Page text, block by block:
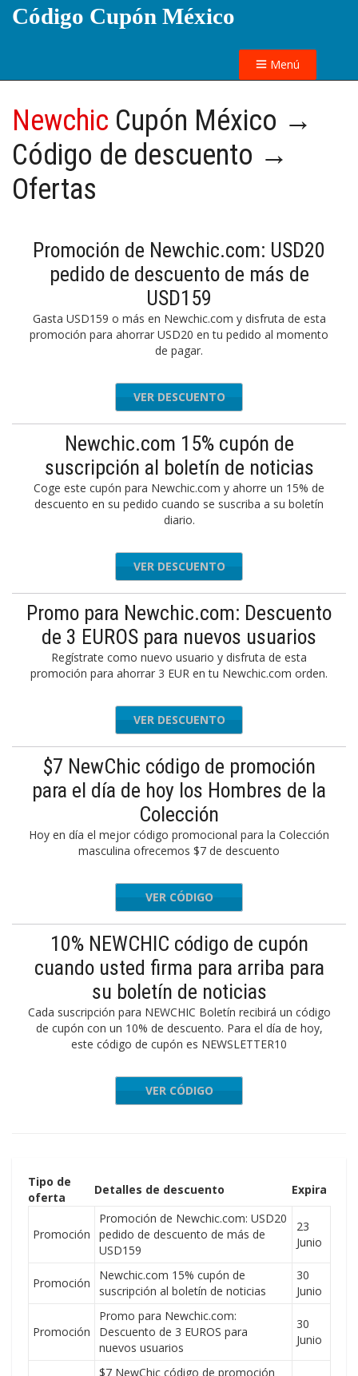
Código Cupón México
Menú
Newchic Cupón México →
Código de descuento →
Ofertas
Promoción de Newchic.com: USD20
pedido de descuento de más de
USD159
Gasta USD159 o más en Newchic.com y disfruta de esta
promoción para ahorrar USD20 en tu pedido al momento
de pagar.
VER DESCUENTO
Newchic.com 15% cupón de
suscripción al boletín de noticias
Coge este cupón para Newchic.com y ahorre un 15% de
descuento en su pedido cuando se suscriba a su boletín
diario.
VER DESCUENTO
Promo para Newchic.com: Descuento
de 3 EUROS para nuevos usuarios
Regístrate como nuevo usuario y disfruta de esta
promoción para ahorrar 3 EUR en tu Newchic.com orden.
VER DESCUENTO
$7 NewChic código de promoción
para el día de hoy los Hombres de la
Colección
Hoy en día el mejor código promocional para la Colección
masculina ofrecemos $7 de descuento
MAN7
VER CÓDIGO
10% NEWCHIC código de cupón
cuando usted firma para arriba para
su boletín de noticias
Cada suscripción para NEWCHIC Boletín recibirá un código
de cupón con un 10% de descuento. Para el día de hoy,
este código de cupón es NEWSLETTER10
ETTER10
VER CÓDIGO
Tipo de
oferta
Detalles de descuento Expira
Promoción
Promoción de Newchic.com: USD20
pedido de descuento de más de
USD159
23
Junio
Promoción
Newchic.com 15% cupón de
suscripción al boletín de noticias
30
Junio
Promoción
Promo para Newchic.com:
Descuento de 3 EUROS para
nuevos usuarios
30
Junio
$7 NewChic código de promoción